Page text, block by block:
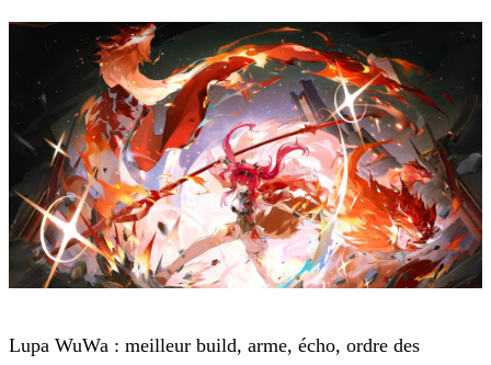
Lupa WuWa : meilleur build, arme, écho, ordre des